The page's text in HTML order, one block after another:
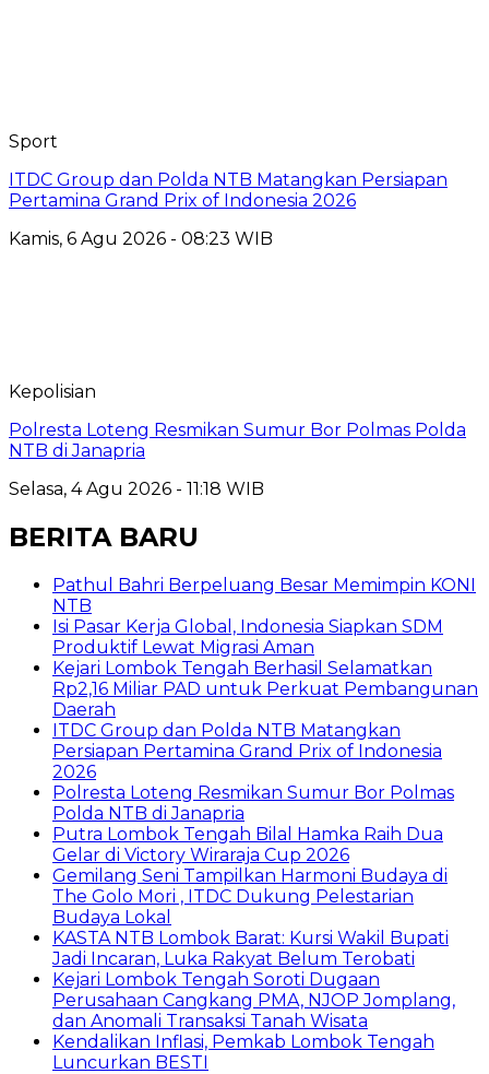
Sport
ITDC Group dan Polda NTB Matangkan Persiapan
Pertamina Grand Prix of Indonesia 2026
Kamis, 6 Agu 2026 - 08:23 WIB
Kepolisian
Polresta Loteng Resmikan Sumur Bor Polmas Polda
NTB di Janapria
Selasa, 4 Agu 2026 - 11:18 WIB
BERITA BARU
Pathul Bahri Berpeluang Besar Memimpin KONI
NTB
​Isi Pasar Kerja Global, Indonesia Siapkan SDM
Produktif Lewat Migrasi Aman
Kejari Lombok Tengah Berhasil Selamatkan
Rp2,16 Miliar PAD untuk Perkuat Pembangunan
Daerah
ITDC Group dan Polda NTB Matangkan
Persiapan Pertamina Grand Prix of Indonesia
2026
Polresta Loteng Resmikan Sumur Bor Polmas
Polda NTB di Janapria
Putra Lombok Tengah Bilal Hamka Raih Dua
Gelar di Victory Wiraraja Cup 2026
Gemilang Seni Tampilkan Harmoni Budaya di
The Golo Mori , ITDC Dukung Pelestarian
Budaya Lokal
KASTA NTB Lombok Barat: Kursi Wakil Bupati
Jadi Incaran, Luka Rakyat Belum Terobati
Kejari Lombok Tengah Soroti Dugaan
Perusahaan Cangkang PMA, NJOP Jomplang,
dan Anomali Transaksi Tanah Wisata
Kendalikan Inflasi, Pemkab Lombok Tengah
Luncurkan BESTI